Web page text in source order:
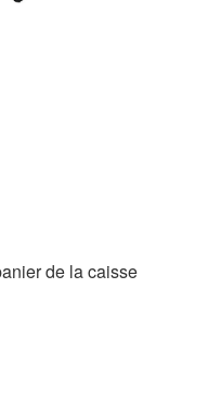
de la caisse